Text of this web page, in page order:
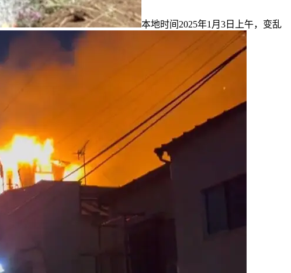
本地时间2025年1月3日上午，变乱